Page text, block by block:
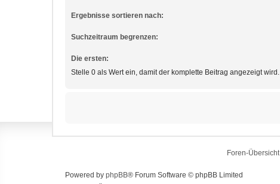
Ergebnisse sortieren nach:
Suchzeitraum begrenzen:
Die ersten:
Stelle 0 als Wert ein, damit der komplette Beitrag angezeigt wird.
Foren-Übersicht
Powered by phpBB® Forum Software © phpBB Limited